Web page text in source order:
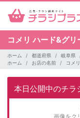
コメリハード&グリ
ホーム 都道府県 岐阜県
ホーム
お店の名前 コメリ
本日公開中のチラ
画像をク